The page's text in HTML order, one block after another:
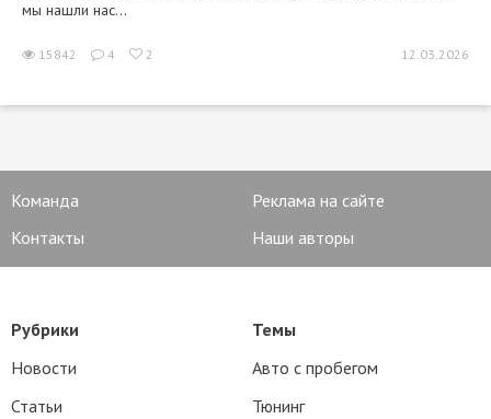
мы нашли нас...
15842 4 2 12.03.2026
Команда
Реклама на сайте
Контакты
Наши авторы
Рубрики
Новости
Статьи
Темы
Авто с пробегом
Тюнинг